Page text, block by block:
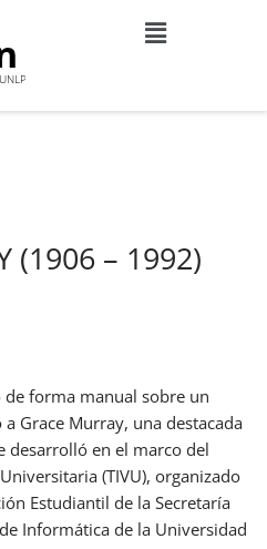
(1906 – 1992)
forma manual sobre un
Grace Murray, una destacada
desarrolló en el marco del
(TIVU), organizado
Estudiantil de la Secretaría
Informática de la Universidad